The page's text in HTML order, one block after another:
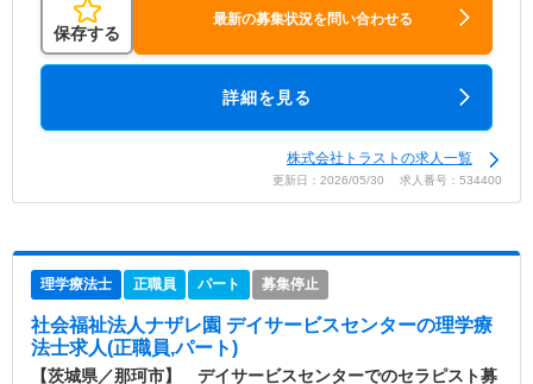
保存する
最新の募集状況を問い合わせる
詳細を見る
株式会社トラストの求人一覧
更新日：2026/05/30 求人番号：534400
理学療法士 正職員 パート 募集停止
社会福祉法人ナザレ園 デイサービスセンターの理学療
法士求人(正職員,パート)
【茨城県／那珂市】 デイサービスセンターでのセラピスト募